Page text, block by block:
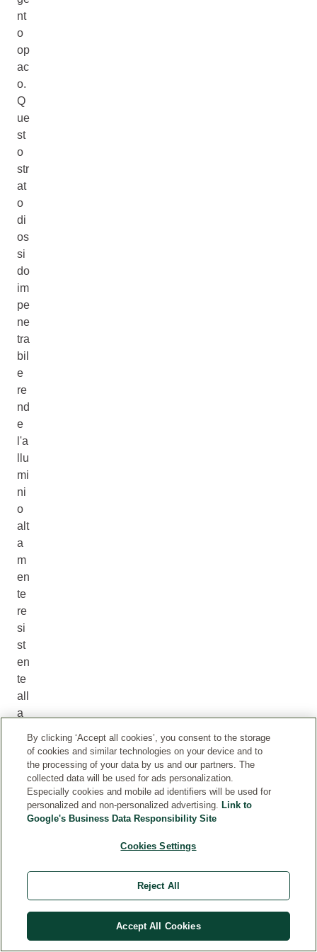
nt
o
op
ac
o.
Q
ue
st
o
str
at
o
di
os
si
do
im
pe
ne
tra
bil
e
re
nd
e
l'a
llu
mi
ni
o
alt
a
m
en
te
re
si
st
en
te
all
a
os
ne
us
de
By clicking ‘Accept all cookies’, you consent to the storage
of cookies and similar technologies on your device and to
the processing of your data by us and our partners. The
collected data will be used for ads personalization.
Especially cookies and mobile ad identifiers will be used for
personalized and non-personalized advertising. Link to
Google's Business Data Responsibility Site
Cookies Settings
Reject All
Accept All Cookies